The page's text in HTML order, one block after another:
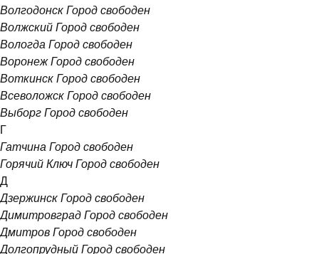
Волгодонск Город свободен
Волжский Город свободен
Вологда Город свободен
Воронеж Город свободен
Воткинск Город свободен
Всеволожск Город свободен
Выборг Город свободен
Г
Гатчина Город свободен
Горячий Ключ Город свободен
Д
Дзержинск Город свободен
Димитровград Город свободен
Дмитров Город свободен
Долгопрудный Город свободен